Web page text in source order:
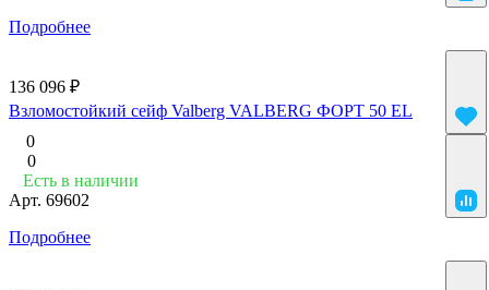
Подробнее
136 096 ₽
Взломостойкий сейф Valberg VALBERG ФОРТ 50 EL
0
0
Есть в наличии
Арт. 69602
Подробнее